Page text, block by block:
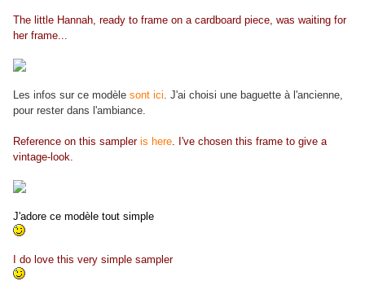
The little Hannah, ready to frame on a cardboard piece, was waiting for
her frame...
Les infos sur ce modèle sont ici. J'ai choisi une baguette à l'ancienne,
pour rester dans l'ambiance.
Reference on this sampler is here. I've chosen this frame to give a
vintage-look.
J'adore ce modèle tout simple
I do love this very simple sampler